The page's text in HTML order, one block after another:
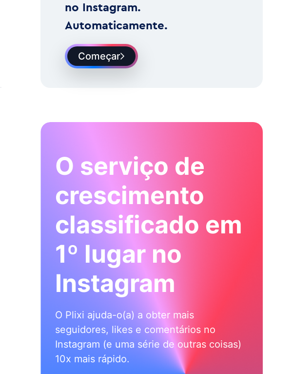
no Instagram.
Automaticamente.
Começar
O serviço de
crescimento
classificado em
1º lugar no
Instagram
O Plixi ajuda-o(a) a obter mais
seguidores, likes e comentários no
Instagram (e uma série de outras coisas)
10x mais rápido.